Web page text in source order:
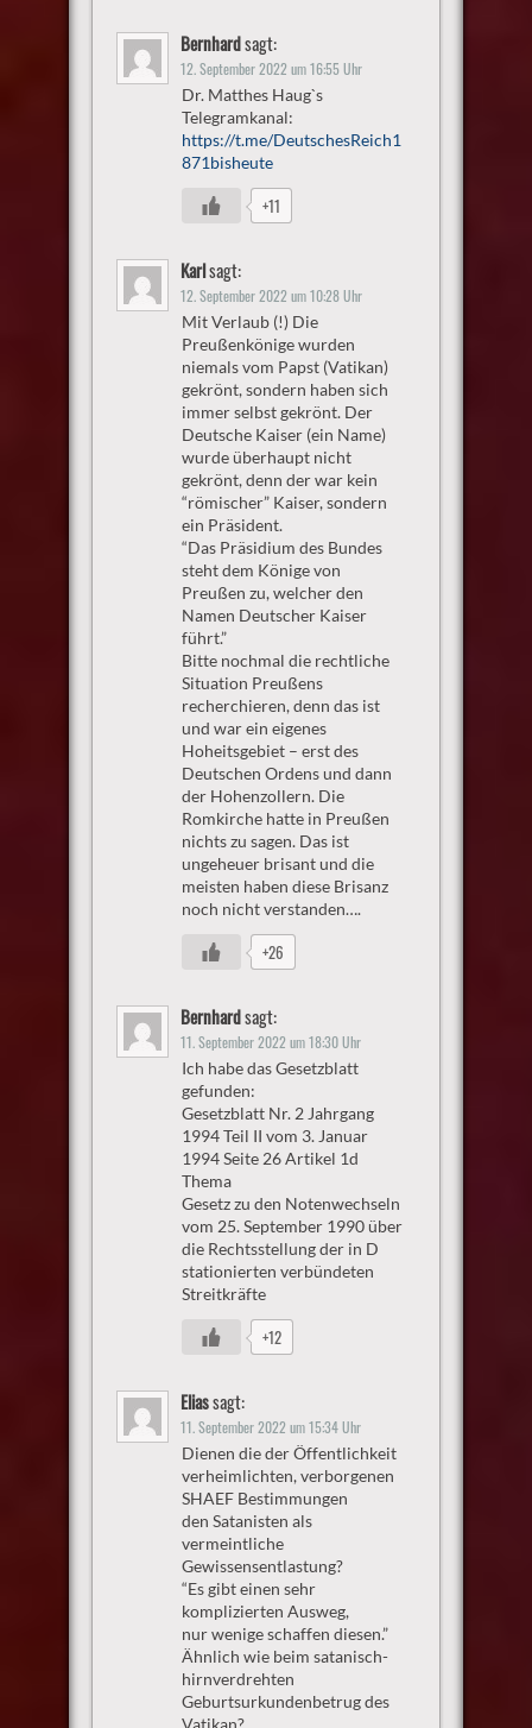
Bernhardsagt:
12. September 2022 um 16:55 Uhr
Dr. Matthes Haug`s
Telegramkanal:
https://t.me/DeutschesReich1
871bisheute
+11
Karlsagt:
12. September 2022 um 10:28 Uhr
Mit Verlaub (!) Die
Preußenkönige wurden
niemals vom Papst (Vatikan)
gekrönt, sondern haben sich
immer selbst gekrönt. Der
Deutsche Kaiser (ein Name)
wurde überhaupt nicht
gekrönt, denn der war kein
“römischer” Kaiser, sondern
ein Präsident.
“Das Präsidium des Bundes
steht dem Könige von
Preußen zu, welcher den
Namen Deutscher Kaiser
führt.”
Bitte nochmal die rechtliche
Situation Preußens
recherchieren, denn das ist
und war ein eigenes
Hoheitsgebiet – erst des
Deutschen Ordens und dann
der Hohenzollern. Die
Romkirche hatte in Preußen
nichts zu sagen. Das ist
ungeheuer brisant und die
meisten haben diese Brisanz
noch nicht verstanden….
+26
Bernhardsagt:
11. September 2022 um 18:30 Uhr
Ich habe das Gesetzblatt
gefunden:
Gesetzblatt Nr. 2 Jahrgang
1994 Teil II vom 3. Januar
1994 Seite 26 Artikel 1d
Thema
Gesetz zu den Notenwechseln
vom 25. September 1990 über
die Rechtsstellung der in D
stationierten verbündeten
Streitkräfte
+12
Eliassagt:
11. September 2022 um 15:34 Uhr
Dienen die der Öffentlichkeit
verheimlichten, verborgenen
SHAEF Bestimmungen
den Satanisten als
vermeintliche
Gewissensentlastung?
“Es gibt einen sehr
komplizierten Ausweg,
nur wenige schaffen diesen.”
Ähnlich wie beim satanisch-
hirnverdrehten
Geburtsurkundenbetrug des
Vatikan?